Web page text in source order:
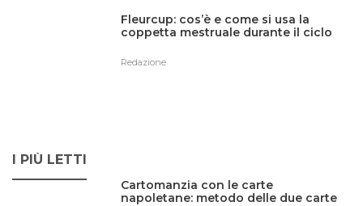
Fleurcup: cos’è e come si usa la
coppetta mestruale durante il ciclo
Redazione
I PIÙ LETTI
Cartomanzia con le carte
napoletane: metodo delle due carte